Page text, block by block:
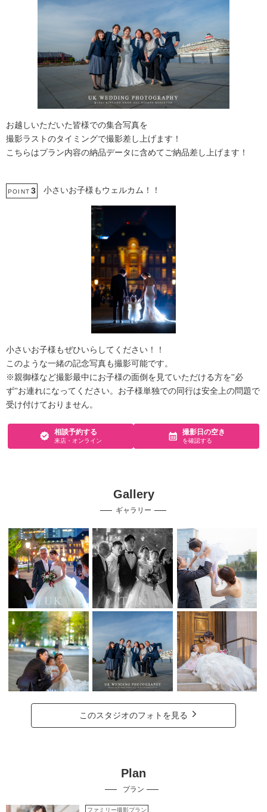
お越しいただいた皆様での集合写真を
撮影ラストのタイミングで撮影差し上げます！
こちらはプラン内容の納品データに含めてご納品差し上げます！
POINT 3 小さいお子様もウェルカム！！
小さいお子様もぜひいらしてください！！
このような一緒の記念写真も撮影可能です。
※親御様など撮影最中にお子様の面倒を見ていただける方を''必
ず''お連れになってください。お子様単独での同行は安全上の問題で
受け付けておりません。
相談予約する
来店・オンライン
撮影日の空き
を確認する
Gallery
ギャラリー
このスタジオのフォトを見る
Plan
プラン
ファミリー撮影プラン